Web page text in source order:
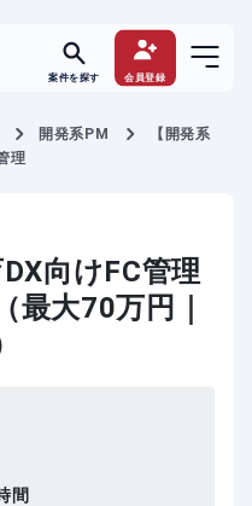
案件を探す 会員登録
開発系PM
【開発系
理
向けFC管理
最大70万円｜
間